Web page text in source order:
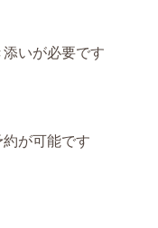
いが必要です
約が可能です